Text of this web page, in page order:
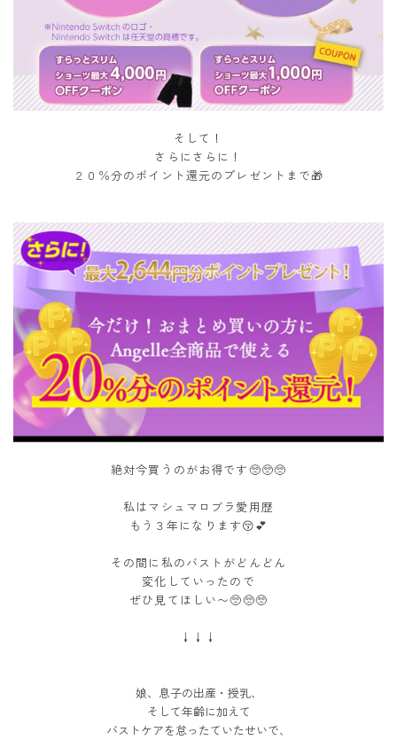
そして！
さらにさらに！
２０％分のポイント還元のプレゼントまで🎁
絶対今買うのがお得です🥺🥺🥺
私はマシュマロブラ愛用歴
もう３年になります😚💕
その間に私のバストがどんどん
変化していったので
ぜひ見てほしい〜🥺🥺🥺
↓↓↓
娘、息子の出産・授乳、
そして年齢に加えて
バストケアを怠ったていたせいで、